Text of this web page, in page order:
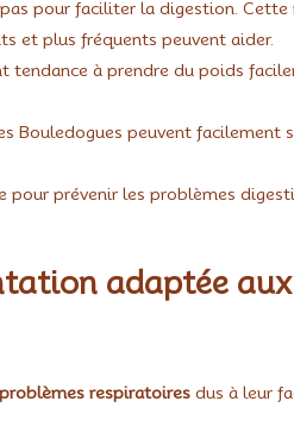
pour faciliter la digestion. Cette
et plus fréquents peuvent aider.
tendance à prendre du poids
Bouledogues peuvent
pour prévenir les problèmes
adaptée
problèmes respiratoires dus à leur